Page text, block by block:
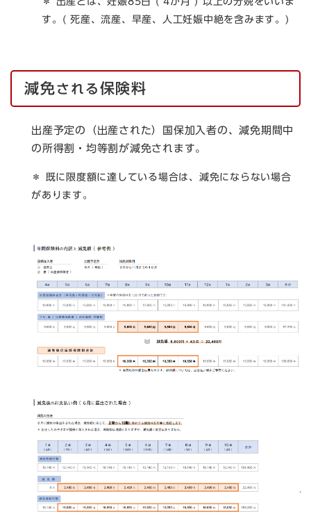
す。( 死産、流産、早産、人工妊娠中絶を含みます。)
減免される 保険料
​出産予定の（出産された）国保加入者の、減免期間中
の所得割・均等割が減免されます。
＊ 既に限度額に達している場合は、減免にならない場合
があります。